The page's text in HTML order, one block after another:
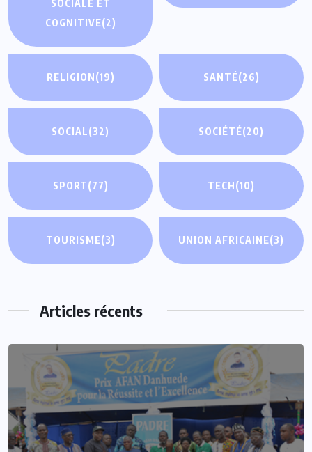
SOCIALE ET
COGNITIVE(2)
RELIGION(19) SANTÉ(26)
SOCIAL(32) SOCIÉTÉ(20)
SPORT(77) TECH(10)
TOURISME(3) UNION AFRICAINE(3)
Articles récents